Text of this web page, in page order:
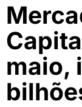
maio,